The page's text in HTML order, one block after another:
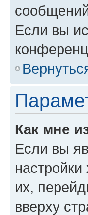
Если вы
Как мне
Если вы
их,
вверху